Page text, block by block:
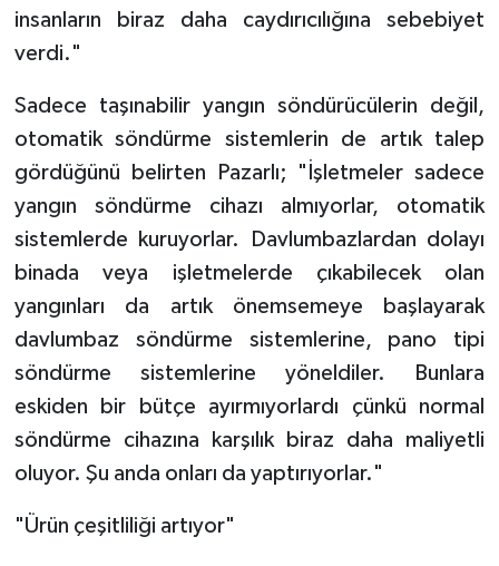
insanların biraz daha caydırıcılığına sebebiyet
verdi."
Sadece taşınabilir yangın söndürücülerin değil,
otomatik söndürme sistemlerin de artık talep
gördüğünü belirten Pazarlı; "İşletmeler sadece
yangın söndürme cihazı almıyorlar, otomatik
sistemlerde kuruyorlar. Davlumbazlardan dolayı
binada veya işletmelerde çıkabilecek olan
yangınları da artık önemsemeye başlayarak
davlumbaz söndürme sistemlerine, pano tipi
söndürme sistemlerine yöneldiler. Bunlara
eskiden bir bütçe ayırmıyorlardı çünkü normal
söndürme cihazına karşılık biraz daha maliyetli
oluyor. Şu anda onları da yaptırıyorlar."
"Ürün çeşitliliği artıyor"